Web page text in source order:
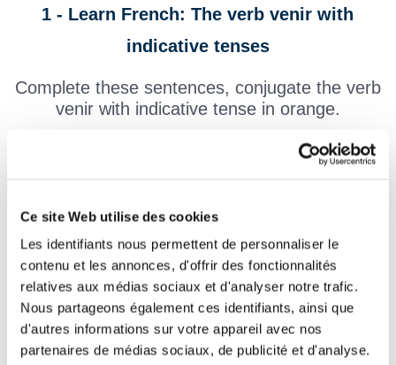
Ce site Web utilise des cookies
Les identifiants nous permettent de personnaliser le
contenu et les annonces, d'offrir des fonctionnalités
relatives aux médias sociaux et d'analyser notre trafic.
Nous partageons également ces identifiants, ainsi que
d'autres informations sur votre appareil avec nos
partenaires de médias sociaux, de publicité et d'analyse.
1 - Learn French: The verb venir with
indicative tenses
Complete these sentences, conjugate the verb
venir with indicative tense in orange.
(Conjugation of the french verb venir with all tenses)
Mes amis
plage.
Passé
simple
César
avec trois légions de
Gaule.
Passé
composé
Mes parents
voir le
spectacle.
Toutes sortes de gens
dans